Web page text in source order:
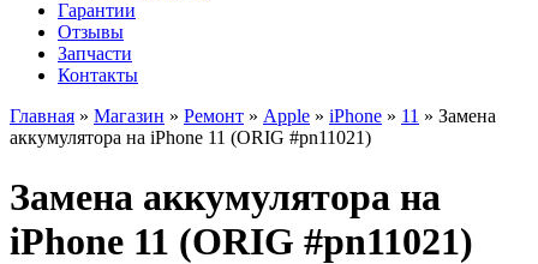
Гарантии
Отзывы
Запчасти
Контакты
Главная » Магазин » Ремонт » Apple » iPhone » 11 » Замена
аккумулятора на iPhone 11 (ORIG #pn11021)
Замена аккумулятора на
iPhone 11 (ORIG #pn11021)